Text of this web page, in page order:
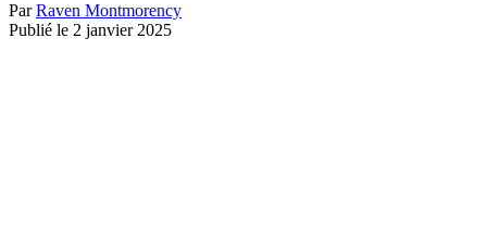
ParRaven Montmorency
Publié le 2 janvier 2025